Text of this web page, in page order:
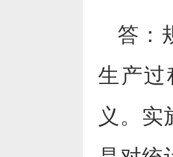
答：
生产过
义。